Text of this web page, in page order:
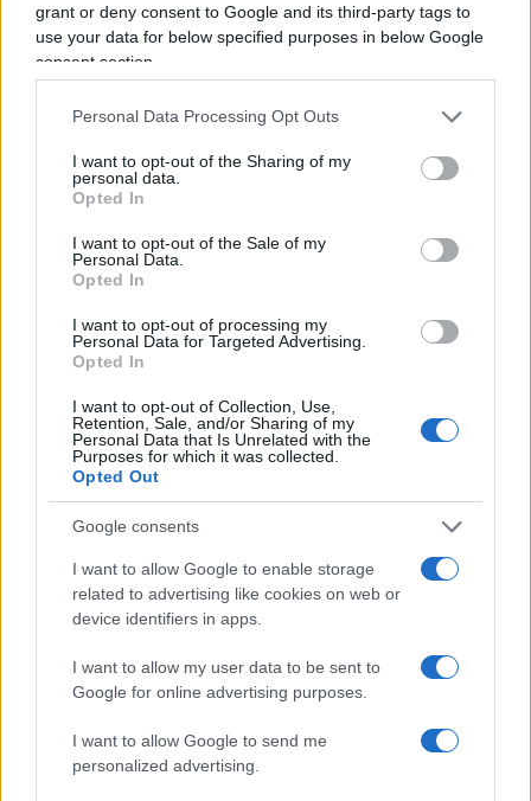
grant or deny consent to Google and its third-party tags to
use your data for below specified purposes in below Google
consent section.
Personal Data Processing Opt Outs
I want to opt-out of the Sharing of my
personal data.
Opted In
I want to opt-out of the Sale of my
Personal Data.
Opted In
I want to opt-out of processing my
Personal Data for Targeted Advertising.
Opted In
I want to opt-out of Collection, Use,
Retention, Sale, and/or Sharing of my
Personal Data that Is Unrelated with the
Purposes for which it was collected.
Opted Out
Google consents
I want to allow Google to enable storage
related to advertising like cookies on web or
device identifiers in apps.
I want to allow my user data to be sent to
Google for online advertising purposes.
I want to allow Google to send me
personalized advertising.
nicolaporro.it
Comune di Napoli, quella gaffe
clamorosa sul Primo maggio
diMichael Sfaradi
La bestia umana: è ora di riportare
costruire una coscienza
antitotalitaria